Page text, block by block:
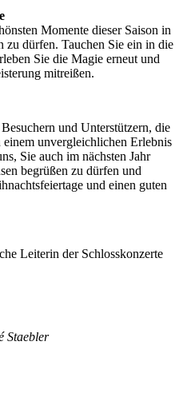
Momente dieser Saison in
zu dürfen. Tauchen Sie ein in die
Sie die Magie erneut und
mitreißen.
und Unterstützern, die
einem unvergleichlichen Erlebnis
Sie auch im nächsten Jahr
begrüßen zu dürfen und
und einen guten
Leiterin der Schlosskonzerte
Staebler